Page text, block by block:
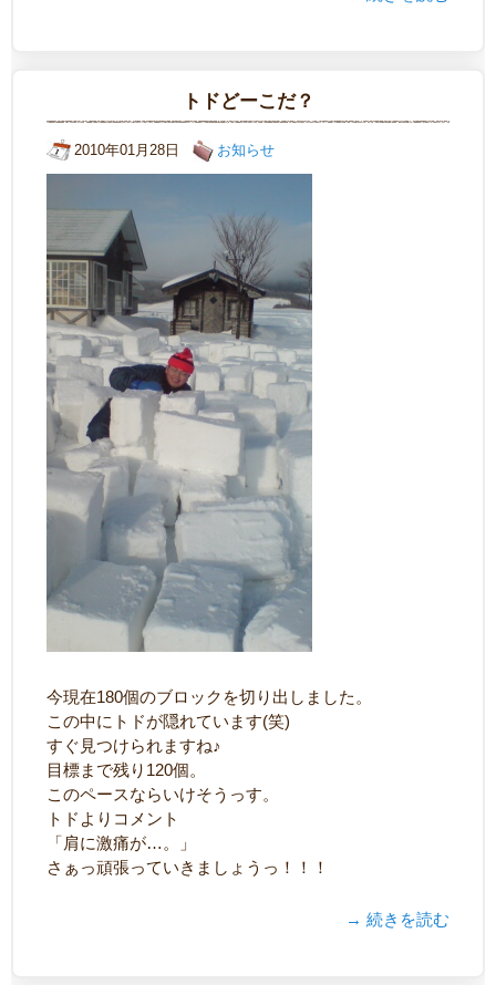
トドどーこだ？
2010年01月28日 お知らせ
今現在180個のブロックを切り出しました。
この中にトドが隠れています(笑)
すぐ見つけられますね♪
目標まで残り120個。
このペースならいけそうっす。
トドよりコメント
「肩に激痛が…。」
さぁっ頑張っていきましょうっ！！！
→ 続きを読む